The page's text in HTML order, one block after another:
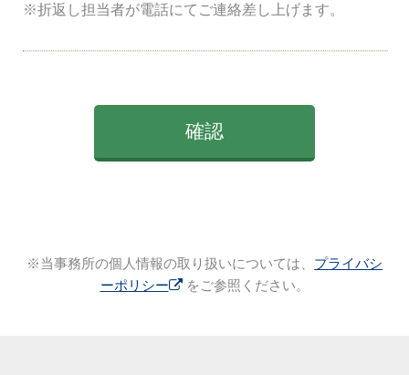
※折返し担当者が電話にてご連絡差し上げます。
※当事務所の個人情報の取り扱いについては、 プライバシ
ーポリシー
をご参照ください。